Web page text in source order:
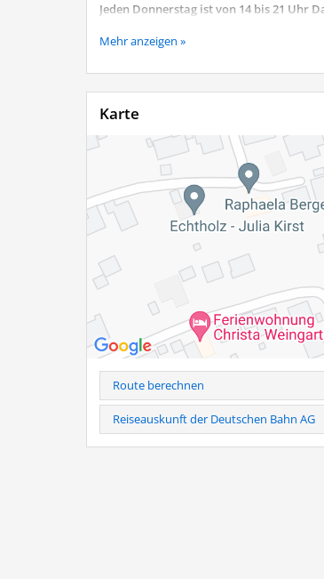
Jeden Donnerstag ist von 14 bis 21 Uhr
Aktuelle Informationen und weiter
Mehr anzeigen »
Karte
Route berechnen
Reiseauskunft der Deutschen Bahn AG